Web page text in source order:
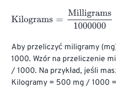
Kilograms Milligrams1000000
Aby przeliczyć miligramy
1000. Wzór na przeliczenie
/ 1000. Na przykład, jeśli
Kilogramy = 500 mg / 1000